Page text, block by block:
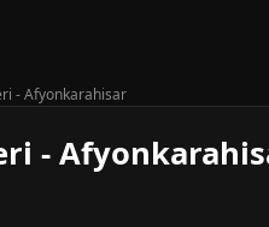
- Afyonkarahisar
-